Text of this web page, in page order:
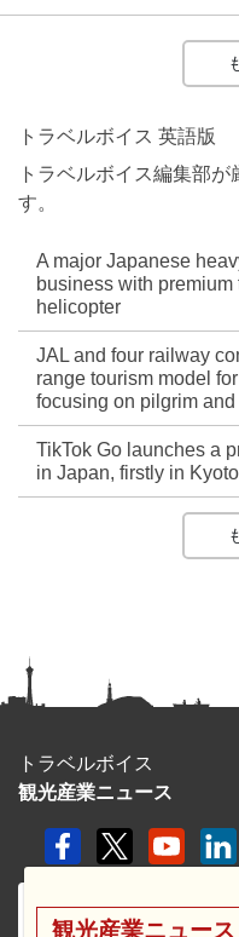
トラベルボイス 英語版
トラベルボイス編集部
す。
A major Japanese
business with
helicopter
JAL and four railway
range tourism model
focusing on pilgrim
TikTok Go launches a
in Japan, firstly in
トラベルボイス
観光産業ニュース
観光産業ニュー